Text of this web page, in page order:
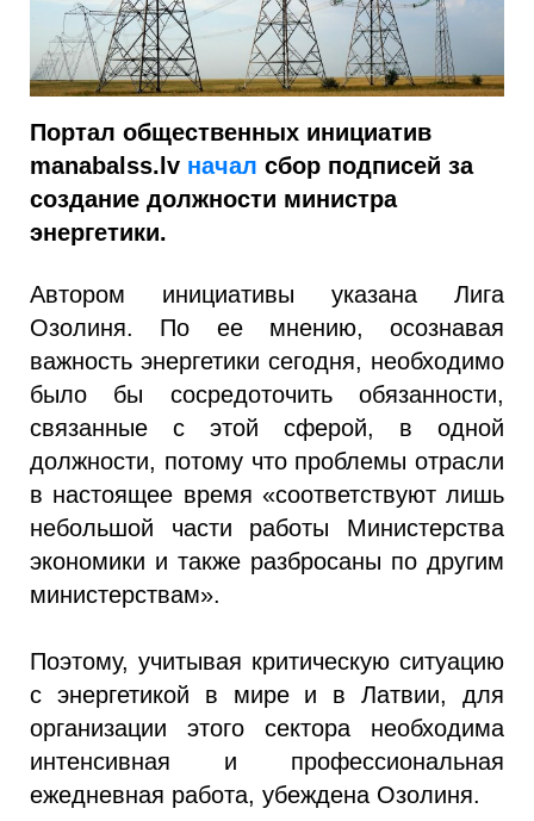
Портал общественных инициатив
manabalss.lv начал сбор подписей за
создание должности министра
энергетики.
Автором инициативы указана Лига
Озолиня. По ее мнению, осознавая
важность энергетики сегодня, необходимо
было бы сосредоточить обязанности,
связанные с этой сферой, в одной
должности, потому что проблемы отрасли
в настоящее время «соответствуют лишь
небольшой части работы Министерства
экономики и также разбросаны по другим
министерствам».
Поэтому, учитывая критическую ситуацию
с энергетикой в ​​мире и в Латвии, для
организации этого сектора необходима
интенсивная и профессиональная
ежедневная работа, убеждена Озолиня.